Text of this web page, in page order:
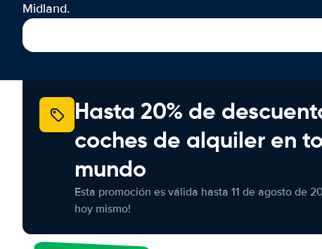
Midland.
Hasta 20% de
coches de alquiler en
mundo
Esta promoción es válida hasta 11 de agosto de
hoy mismo!